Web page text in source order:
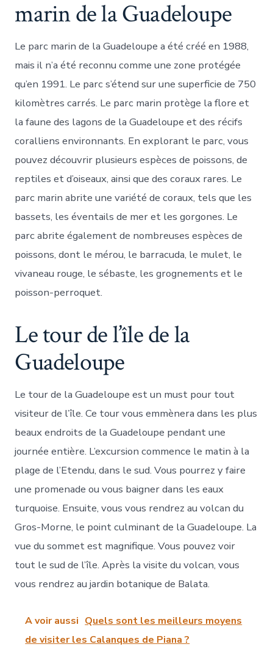
marin de la Guadeloupe
Le parc marin de la Guadeloupe a été créé en 1988,
mais il n’a été reconnu comme une zone protégée
qu’en 1991. Le parc s’étend sur une superficie de 750
kilomètres carrés. Le parc marin protège la flore et
la faune des lagons de la Guadeloupe et des récifs
coralliens environnants. En explorant le parc, vous
pouvez découvrir plusieurs espèces de poissons, de
reptiles et d’oiseaux, ainsi que des coraux rares. Le
parc marin abrite une variété de coraux, tels que les
bassets, les éventails de mer et les gorgones. Le
parc abrite également de nombreuses espèces de
poissons, dont le mérou, le barracuda, le mulet, le
vivaneau rouge, le sébaste, les grognements et le
poisson-perroquet.
Le tour de l’île de la
Guadeloupe
Le tour de la Guadeloupe est un must pour tout
visiteur de l’île. Ce tour vous emmènera dans les plus
beaux endroits de la Guadeloupe pendant une
journée entière. L’excursion commence le matin à la
plage de l’Etendu, dans le sud. Vous pourrez y faire
une promenade ou vous baigner dans les eaux
turquoise. Ensuite, vous vous rendrez au volcan du
Gros-Morne, le point culminant de la Guadeloupe. La
vue du sommet est magnifique. Vous pouvez voir
tout le sud de l’île. Après la visite du volcan, vous
vous rendrez au jardin botanique de Balata.
A voir aussi Quels sont les meilleurs moyens
de visiter les Calanques de Piana ?